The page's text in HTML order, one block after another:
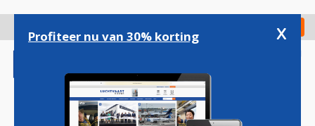
gaan
Check in
Profiteer nu van 30% korting x